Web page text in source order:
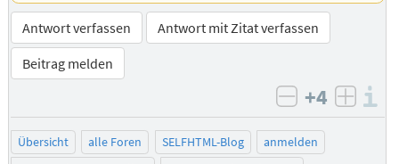
Antwort verfassen
Antwort mit Zitat verfassen
Beitrag melden
negativ
+4
Übersicht alle Foren SELFHTML-Blog
anmelden